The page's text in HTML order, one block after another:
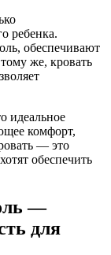
ребенка.
обеспечивают
же, кровать
идеальное
комфорт,
— это
обеспечить
—
для